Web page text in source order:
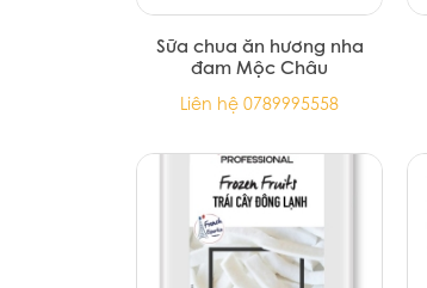
Sữa chua ăn hương nha
đam Mộc Châu
Liên hệ 0789995558